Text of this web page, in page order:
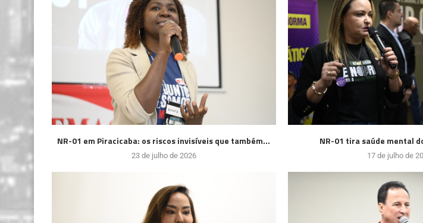
NR-01 em Piracicaba: os riscos invisíveis que também...
23 de julho de 2026
NR-01 tira saúde mental
17 de julho de